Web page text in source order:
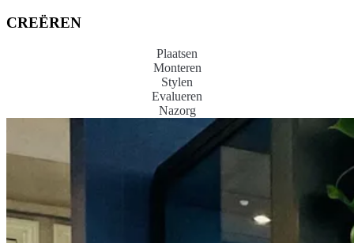
CREËREN
Plaatsen
Monteren
Stylen
Evalueren
Nazorg